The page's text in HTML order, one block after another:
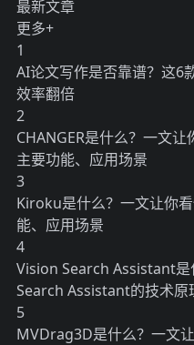
最新文章
更多+
1
AI论文写作是否靠谱？这6
效率翻倍
2
CHANGER是什么？一文让
主要功能、应用场景
3
Kiroku是什么？一文让你
能、应用场景
4
Vision Search Assistant
Search Assistant的技术原
5
MVDrag3D是什么？一文